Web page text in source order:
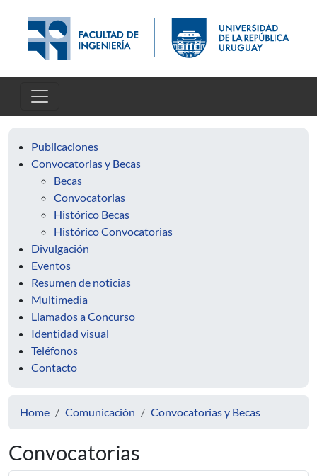
Publicaciones
Convocatorias y Becas
Becas
Convocatorias
Histórico Becas
Histórico Convocatorias
Divulgación
Eventos
Resumen de noticias
Multimedia
Llamados a Concurso
Identidad visual
Teléfonos
Contacto
Home Comunicación Convocatorias y Becas
Convocatorias